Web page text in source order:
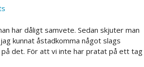
vet
den
där
har dåligt samvete. Sedan skjuter man
kunnat åstadkomma något slags
det. För att vi inte har pratat på ett tag